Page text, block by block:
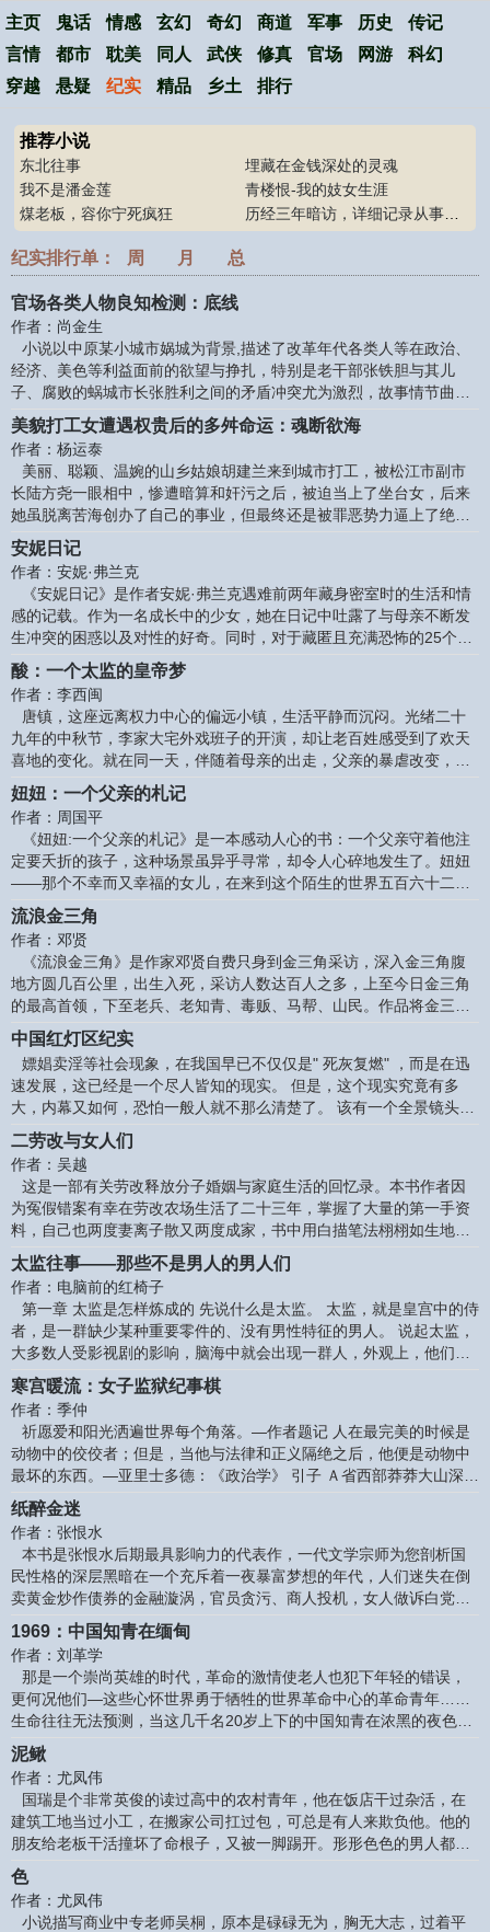
主页 鬼话 情感 玄幻 奇幻 商道 军事 历史
传记
言情
都市 耽美 同人 武侠 修真 官场 网游
科幻
穿越
悬疑 纪实 精品 乡土 排行
推荐小说
东北往事
埋藏在金钱深处的灵魂
我不是潘金莲
青楼恨-我的妓女生涯
煤老板，容你宁死疯狂
纪实排行单： 周 月 总
官场各类人物良知检测：底线
作者：尚金生
小说以中原某小城市娲城为背景,描述了改革年代各类人等在政治、
经济、美色等利益面前的欲望与挣扎，特别是老干部张铁胆与其儿
子、腐败的蜗城市长张胜利之间的矛盾冲突尤为激烈，故事情节曲折
复杂。 本书是作者多年人生体验和艺术追求的辛苦结晶，对当今地方
官场中的林林总总进行了全景展示，对无限的金钱和权力欲望给予了
绝妙讽刺,对官场各类人物在利诱与良心考验面前的灵魂底线作了透视
检测。 作家出版社 出版 第一章 序 曲(1) 月亮从云缝里钻出来，把淡
淡的光辉洒遍了娲城渡口。 铁蛋和荷花抄着近道，磕磕绊绊地朝渡口
奔跑。在长长的
美貌打工女遭遇权贵后的多舛命运：魂断欲海
作者：杨运泰
美丽、聪颖、温婉的山乡姑娘胡建兰来到城市打工，被松江市副市
长陆方尧一眼相中，惨遭暗算和奸污之后，被迫当上了坐台女，后来
她虽脱离苦海创办了自己的事业，但最终还是被罪恶势力逼上了绝
路…… 小说围绕这一中心线索，多侧面、多领域、多层次地反映了商
品经济条件下的种种社会现象。
安妮日记
作者：安妮·弗兰克
《安妮日记》是作者安妮·弗兰克遇难前两年藏身密室时的生活和情
感的记载。作为一名成长中的少女，她在日记中吐露了与母亲不断发
生冲突的困惑以及对性的好奇。同时，对于藏匿且充满恐怖的25个月
的密室生活的记录，也使这本《安妮日记》成为德军占领下的人民苦
难生活的目击报道。安妮日记的最后一则，所标的日期是1944年8月1
日。战争结束，安妮的父亲奥托·弗兰克决定完成女儿的宿愿，将日记
出版问世。 导读 在安妮?弗兰克13岁生日那天收到的礼物中，一本硬
皮笔记本让她大为惊喜。从此她开始在上面写日记，津津有味地谈起
自己、朋友、学
酸：一个太监的皇帝梦
作者：李西闽
唐镇，这座远离权力中心的偏远小镇，生活平静而沉闷。光绪二十
九年的中秋节，李家大宅外戏班子的开演，却让老百姓感受到了欢天
喜地的变化。就在同一天，伴随着母亲的出走，父亲的暴虐改变，姐
姐李红棠的伤心欲绝，冬子一家，*早走进了这个早已被设定好的噩
梦……《酸》以梦魇般的讲述，试图通过“一个太监的皇帝梦”，将人
性黑暗，对权力的欲望、追逐，愚民的盲从，暴虐、杀戮、性与复仇
等话题囊括其中，给人以丰富的阅读感受。 第一章 噩梦从光绪二十九
年中秋节晚上开始。 唐镇人生活清苦，只有逢年过节时才舍得到街上
割点肉，做些好吃的东西。
妞妞：一个父亲的札记
作者：周国平
《妞妞:一个父亲的札记》是一本感动人心的书：一个父亲守着他注
定要夭折的孩子，这种场景虽异乎寻常，却令人心碎地发生了。妞妞
——那个不幸而又幸福的女儿，在来到这个陌生的世界五百六十二天
后，带着对这个世界的依恋和渴望，带着父母加倍的宠爱，在父亲一
次次绝望的祈祷中，悄悄地走了。多发性视网膜母细胞瘤是一种发病
率仅为一万二千分之一的绝症，但这万分之一的厄运偏偏落在可爱的
妞妞身上，成了这个不幸家庭在劫难逃的百分之百。 不管我们愿不愿
意，世界上是存在绝望这种东西的！ 妞妞出生后不久就被诊断患有绝
症，带着这绝症极可爱也极可
流浪金三角
作者：邓贤
《流浪金三角》是作家邓贤自费只身到金三角采访，深入金三角腹
地方圆几百公里，出生入死，采访人数达百人之多，上至今日金三角
的最高首领，下至老兵、老知青、毒贩、马帮、山民。作品将金三角
五十年的春秋作了全景式的实录；探寻金三角何以成为世界上最大的
**生产地的源流；探寻在特殊历史环境中的人的生存、命运，其历程
惊心动魄又令人心酸落泪。战争场面悲壮惨烈，历史如歌如泣。 作者
简介 邓贤，1953年生于四川，1971年到云南边疆当知青7年。1982
年开始文学创作，现已出版作品五百余万字，多次获国家及地方**文
学奖，并有作品
中国红灯区纪实
嫖娼卖淫等社会现象，在我国早已不仅仅是" 死灰复燃" ，而是在迅
速发展，这已经是一个尽人皆知的现实。 但是，这个现实究竟有多
大，内幕又如何，恐怕一般人就不那么清楚了。 该有一个全景镜头
了。该有一些深入的分析了。
二劳改与女人们
作者：吴越
这是一部有关劳改释放分子婚姻与家庭生活的回忆录。本书作者因
为冤假错案有幸在劳改农场生活了二十三年，掌握了大量的第一手资
料，自己也两度妻离子散又两度成家，书中用白描笔法栩栩如生地如
实写出一个劳改释放分子在婚姻与家庭方面的亲身经历感受和矛盾的
心态，并深入地观察了各种劳改释放分子艰难困苦的家庭生活及形形
式式的婚姻变故，客观地反映了那个特殊年代中不为广大群众所熟知
的另一个世界中可怜又复可叹的一群。 全书共分四篇，第一篇写的是
被“组织劳动”的一批特殊女性的特殊生活；第二篇写的是二十对堪称
典型的“二劳改”夫妇的组合实
太监往事——那些不是男人的男人们
作者：电脑前的红椅子
第一章 太监是怎样炼成的 先说什么是太监。 太监，就是皇宫中的侍
者，是一群缺少某种重要零件的、没有男性特征的男人。 说起太监，
大多数人受影视剧的影响，脑海中就会出现一群人，外观上，他们满
面带笑，谄媚无比，嗓音尖利，面黄无须；人品上，他们阴险狠毒、
狡诈无比，陷害忠良，搅乱国政；朝堂上，他们和皇帝的关系无比
好，且爪牙遍地，手眼通天；经济上，他们身家亿万，富可敌国，却
贪得无厌，因私废公。 太监仿佛永远那么坏，汉有十常侍，唐有李辅
国，宋有童贯兄，明有魏忠贤，清有李莲英，说起这些人，读者无不
痛骂连声、钢牙咬碎，而著
寒宫暖流：女子监狱纪事棋
作者：季仲
祈愿爱和阳光洒遍世界每个角落。—作者题记 人在最完美的时候是
动物中的佼佼者；但是，当他与法律和正义隔绝之后，他便是动物中
最坏的东西。—亚里士多德：《政治学》 引子 Ａ省西部莽莽大山深
处，有一个叫清水潭的天然小湖泊，山外知道的人很少。可近些年来
声名鹊起，都因为这里有一座女子监狱。 清水潭女监的历史，可以上
溯半个世纪。新中国建国之初，解放军剿匪反霸，抓获许多土匪恶霸
和反动派的残渣余孽，极少数罪大恶极的首犯要犯，送他一粒花生
米，就打发上西天了；大多数虽有民愤却还够不上死罪的，判他几年
十几年乃至无期徒刑，建一所监
纸醉金迷
作者：张恨水
本书是张恨水后期最具影响力的代表作，一代文学宗师为您剖析国
民性格的深层黑暗在一个充斥着一夜暴富梦想的年代，人们迷失在倒
卖黄金炒作债券的金融漩涡，官员贪污、商人投机，女人做诉白党、
整个社会都围绕金钱进行着最后的疯狂。 官场商场物欲横流，黄金债
券一掷千金
1969：中国知青在缅甸
作者：刘革学
那是一个崇尚英雄的时代，革命的激情使老人也犯下年轻的错误，
更何况他们―这些心怀世界勇于牺牲的世界革命中心的革命青年……
生命往往无法预测，当这几千名20岁上下的中国知青在浓黑的夜色中
偷偷越过国境线，怀着崇高的理想奔向彼国枪声和树木一样密集的丛
林时，一个个惨痛而悲壮的故事便拉开了序幕……
泥鳅
作者：尤凤伟
国瑞是个非常英俊的读过高中的农村青年，他在饭店干过杂活，在
建筑工地当过小工，在搬家公司扛过包，可总是有人来欺负他。他的
朋友给老板干活撞坏了命根子，又被一脚踢开。形形色色的男人都在
打他女朋友陶凤的坏主意，最后陶凤终于得了精神
色
作者：尤凤伟
小说描写商业中专老师吴桐，原本是碌碌无为，胸无大志，过着平